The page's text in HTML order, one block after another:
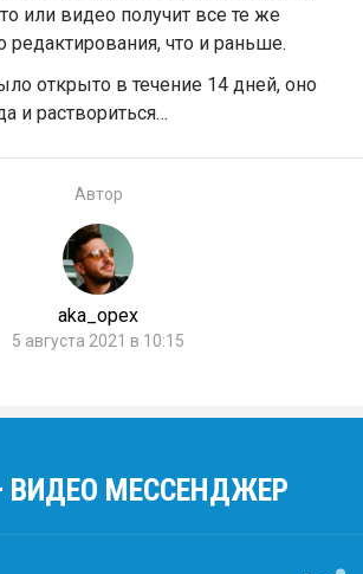
или видео получит все те же
редактирования, что и раньше.
открыто в течение 14 дней, оно
и раствориться…
Автор
aka_opex
5 августа 2021 в 10:15
— ВИДЕО МЕССЕНДЖЕР